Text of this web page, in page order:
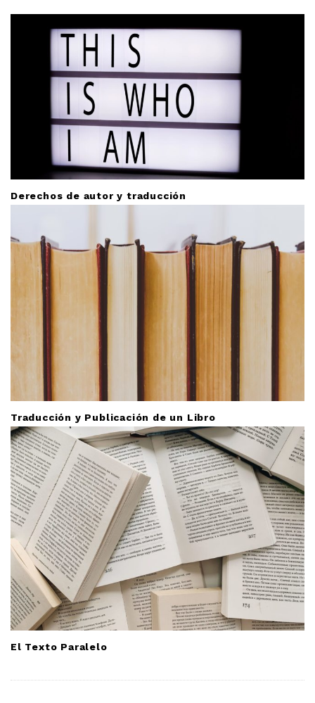
Derechos de autor y traducción
Traducción y Publicación de un Libro
El Texto Paralelo